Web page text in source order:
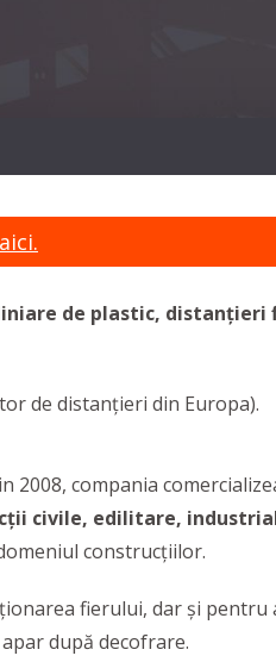
de plastic, distanțieri
de distanțieri din Europa).
compania
civile, edilitare,
construcțiilor.
fierului, dar și pentru
după decofrare.